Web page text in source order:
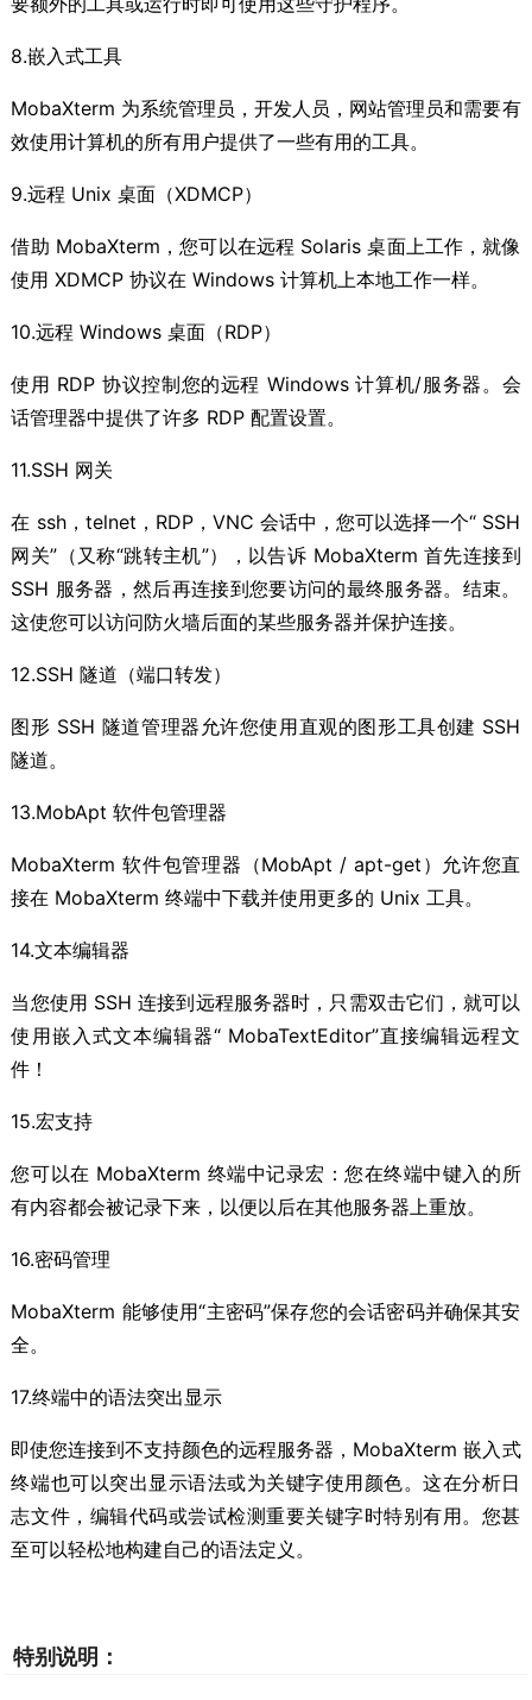
8.嵌入式工具
MobaXterm 为系统管理员，开发人员，网站管理员和需要有
效使用计算机的所有用户提供了一些有用的工具。
9.远程 Unix 桌面（XDMCP）
借助 MobaXterm，您可以在远程 Solaris 桌面上工作，就像
使用 XDMCP 协议在 Windows 计算机上本地工作一样。
10.远程 Windows 桌面（RDP）
使用 RDP 协议控制您的远程 Windows 计算机/服务器。会
话管理器中提供了许多 RDP 配置设置。
11.SSH 网关
在 ssh，telnet，RDP，VNC 会话中，您可以选择一个“ SSH
网关”（又称“跳转主机”），以告诉 MobaXterm 首先连接到
SSH 服务器，然后再连接到您要访问的最终服务器。结束。
这使您可以访问防火墙后面的某些服务器并保护连接。
12.SSH 隧道（端口转发）
图形 SSH 隧道管理器允许您使用直观的图形工具创建 SSH
隧道。
13.MobApt 软件包管理器
MobaXterm 软件包管理器（MobApt / apt-get）允许您直
接在 MobaXterm 终端中下载并使用更多的 Unix 工具。
14.文本编辑器
当您使用 SSH 连接到远程服务器时，只需双击它们，就可以
使用嵌入式文本编辑器“ MobaTextEditor”直接编辑远程文
件！
15.宏支持
您可以在 MobaXterm 终端中记录宏：您在终端中键入的所
有内容都会被记录下来，以便以后在其他服务器上重放。
16.密码管理
MobaXterm 能够使用“主密码”保存您的会话密码并确保其安
全。
17.终端中的语法突出显示
即使您连接到不支持颜色的远程服务器，MobaXterm 嵌入式
终端也可以突出显示语法或为关键字使用颜色。这在分析日
志文件，编辑代码或尝试检测重要关键字时特别有用。您甚
至可以轻松地构建自己的语法定义。
特别说明：